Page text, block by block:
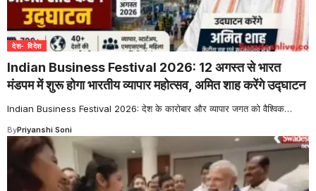
देश- विदेश
Indian Business Festival 2026: 12 अगस्त से भारत
मंडपम में शुरू होगा भारतीय व्यापार महोत्सव, अमित शाह करेंगे उद्घाटन
Indian Business Festival 2026: देश के कारोबार और व्यापार जगत को वैश्विक…
ByPriyanshi Soni